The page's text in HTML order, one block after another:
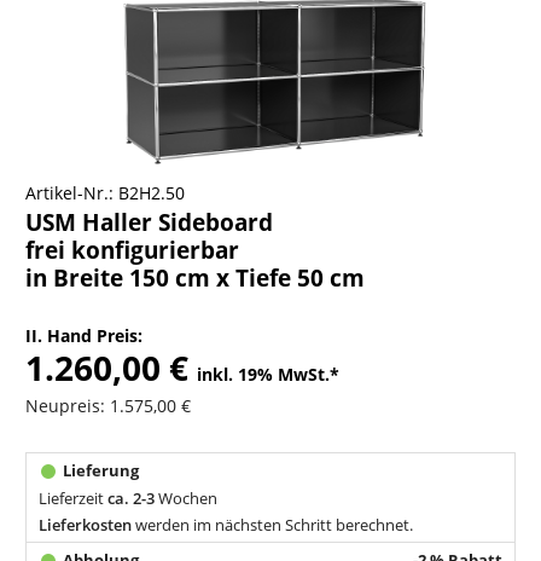
Artikel-Nr.: B2H2.50
USM Haller Sideboard
frei konfigurierbar
in Breite 150 cm x Tiefe 50 cm
II. Hand Preis:
1.260,00 € inkl. 19% MwSt.*
Neupreis: 1.575,00 €
Lieferzeitca. 2-3Wochen
Lieferkostenwerden im nächsten Schritt berechnet.